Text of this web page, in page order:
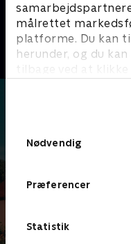
målrettet
platforme. Du kan
herunder, og du
tilbage ved at klikke
Nødvendig
Præferencer
Statistik
Lillefinger
Børneserier • 1 sæsoner